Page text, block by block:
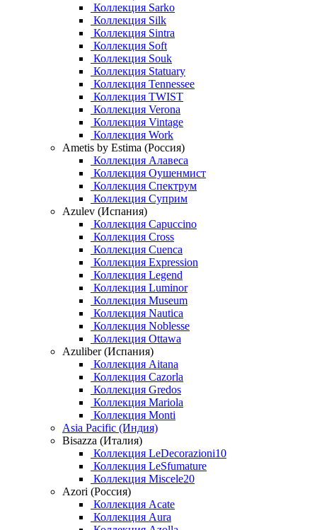
Коллекция Sarko
Коллекция Silk
Коллекция Sintra
Коллекция Soft
Коллекция Souk
Коллекция Statuary
Коллекция Tennessee
Коллекция TWIST
Коллекция Verona
Коллекция Vintage
Коллекция Work
Ametis by Estima (Россия)
Коллекция Алавеса
Коллекция Оушенмист
Коллекция Спектрум
Коллекция Суприм
Azulev (Испания)
Коллекция Capuccino
Коллекция Cross
Коллекция Cuenca
Коллекция Expression
Коллекция Legend
Коллекция Luminor
Коллекция Museum
Коллекция Nautica
Коллекция Noblesse
Коллекция Ottawa
Azuliber (Испания)
Коллекция Aitana
Коллекция Cazorla
Коллекция Gredos
Коллекция Mariola
Коллекция Monti
Asia Pacific (Индия)
Bisazza (Италия)
Коллекция LeDecorazioni10
Коллекция LeSfumature
Коллекция Miscele20
Azori (Россия)
Коллекция Acate
Коллекция Aura